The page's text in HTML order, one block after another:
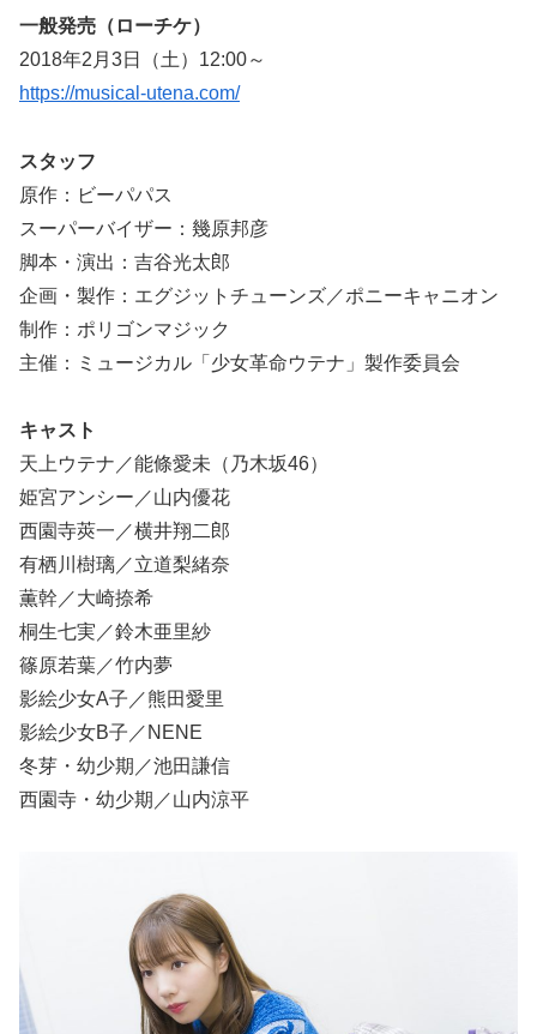
一般発売（ローチケ）
2018年2月3日（土）12:00～
https://musical-utena.com/
スタッフ
原作：ビーパパス
スーパーバイザー：幾原邦彦
脚本・演出：吉谷光太郎
企画・製作：エグジットチューンズ／ポニーキャニオン
制作：ポリゴンマジック
主催：ミュージカル「少女革命ウテナ」製作委員会
キャスト
天上ウテナ／能條愛未（乃木坂46）
姫宮アンシー／山内優花
西園寺莢一／横井翔二郎
有栖川樹璃／立道梨緒奈
薫幹／大崎捺希
桐生七実／鈴木亜里紗
篠原若葉／竹内夢
影絵少女A子／熊田愛里
影絵少女B子／NENE
冬芽・幼少期／池田謙信
西園寺・幼少期／山内涼平